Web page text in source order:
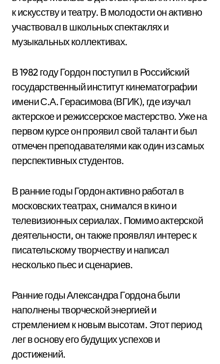
к искусству и театру. В молодости он активно
участвовал в школьных спектаклях и
музыкальных коллективах.
В 1982 году Гордон поступил в Российский
государственный институт кинематографии
имени С.А. Герасимова (ВГИК), где изучал
актерское и режиссерское мастерство. Уже на
первом курсе он проявил свой талант и был
отмечен преподавателями как один из самых
перспективных студентов.
В ранние годы Гордон активно работал в
московских театрах, снимался в кино и
телевизионных сериалах. Помимо актерской
деятельности, он также проявлял интерес к
писательскому творчеству и написал
несколько пьес и сценариев.
Ранние годы Александра Гордона были
наполнены творческой энергией и
стремлением к новым высотам. Этот период
лег в основу его будущих успехов и
достижений.